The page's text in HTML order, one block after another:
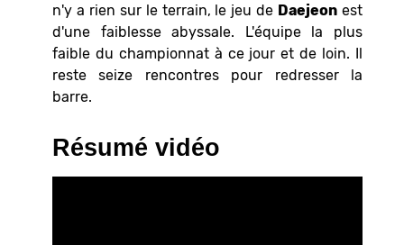
n'y a rien sur le terrain, le jeu de Daejeon est
d'une faiblesse abyssale. L'équipe la plus
faible du championnat à ce jour et de loin. Il
reste seize rencontres pour redresser la
barre.
Résumé vidéo